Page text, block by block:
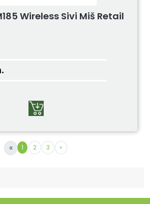
Wireless Sivi Miš Retail
« 1 2 3 »